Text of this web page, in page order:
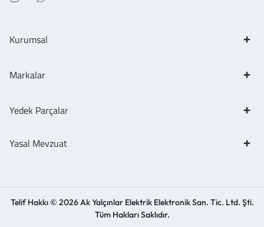
Kurumsal
Markalar
Yedek Parçalar
Yasal Mevzuat
Telif Hakkı © 2026 Ak Yalçınlar Elektrik Elektronik San. Tic. Ltd. Şti.
Tüm Hakları Saklıdır.